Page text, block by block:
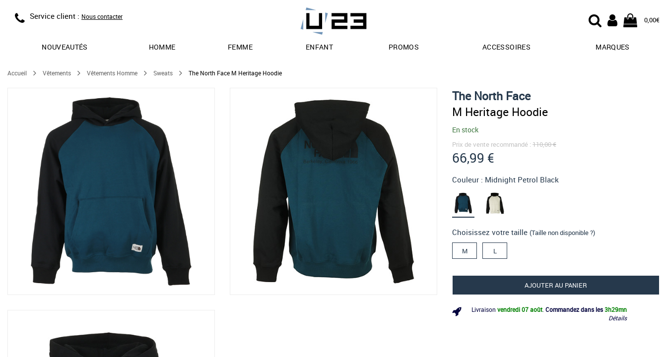
Service client : Nous contacter 0,00€
NOUVEAUTÉS HOMME FEMME ENFANT PROMOS ACCESSOIRES MARQUES
Accueil Vêtements Vêtements Homme Sweats The North Face M Heritage Hoodie
The North Face
M Heritage Hoodie
En stock
Prix de vente recommandé : 110,00 €
66,99 €
Couleur : Midnight Petrol Black
Choisissez votre taille (Taille non disponible ?)
M L
AJOUTER AU PANIER
Livraison vendredi 07 août Commandez dans les3h29mn
Détails